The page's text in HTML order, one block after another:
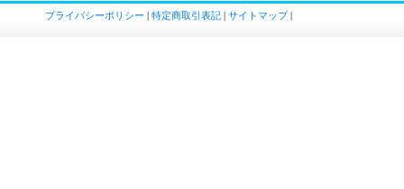
プライバシーポリシー | 特定商取引表記 | サイトマップ|